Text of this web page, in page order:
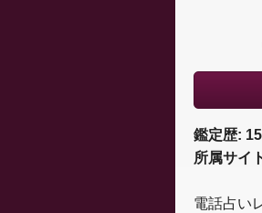
鑑定歴:
所属サイ
電話占い